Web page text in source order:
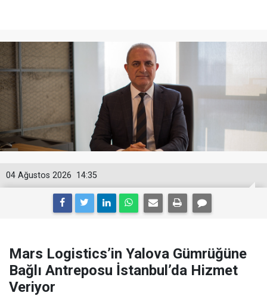
14:35
04 Ağustos 2026
Mars Logistics’in Yalova Gümrüğüne
Bağlı Antreposu İstanbul’da Hizmet
Veriyor